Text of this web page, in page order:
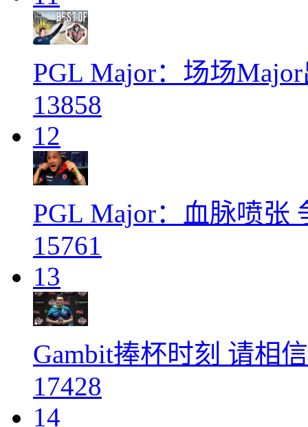
PGL Major：场场
13858
12
PGL Major：血脉喷张
15761
13
Gambit捧杯时刻 请相
17428
14